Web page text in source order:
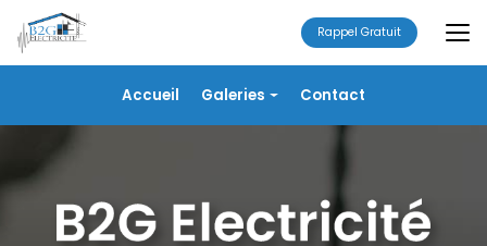
au
contenu
principal
Accueil Galeries
Chauffage/VMC
Contact
Rappel Gratuit